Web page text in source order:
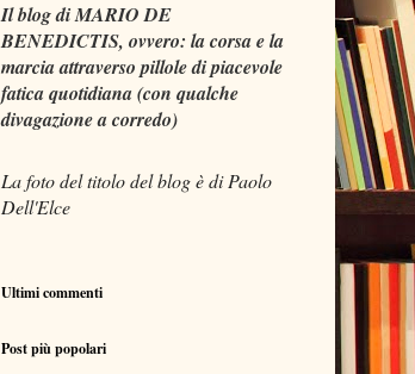
Il blog di MARIO DE
BENEDICTIS, ovvero: la corsa e la
marcia attraverso pillole di piacevole
fatica quotidiana (con qualche
divagazione a corredo)
La foto del titolo del blog è di Paolo
Dell'Elce
Ultimi commenti
Post più popolari